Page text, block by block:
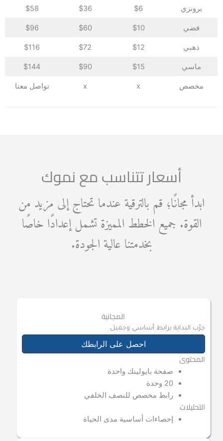
برونزي $6
$36
$58
فضي $10
$60
$96
ذهبي $12
$72
$116
ماسي $15
$90
$144
مخصص x
x تواصل معنا
أسعار تتناسب مع نموك
ابدأ مجانًا؛ قم بالترقية عندما تحتاج إلى مزيد من
القوة. جميع الخطط المميزة تشمل إعدادًا خاصًا
بخدمتنا عالية الجودة.
المجانية
جرّب البداية برابط أساسي وجميل.
احصل على الرابطك
المحتوى
صفحة بايولينك واحدة
20 وحدة
رابط مخصص للنصف الخلفي
التحليلات
إحصاءات أساسية مدى الحياة